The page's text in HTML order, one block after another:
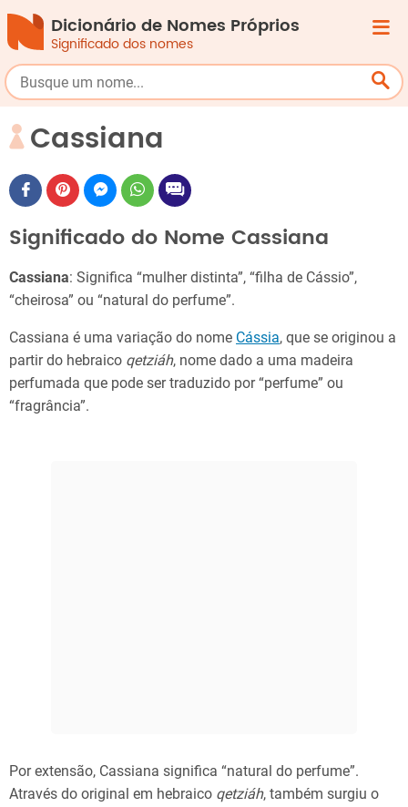
Dicionário de Nomes Próprios
Significado dos nomes
Cassiana
Significado do Nome Cassiana
Cassiana: Significa “mulher distinta”, “filha de Cássio”,
“cheirosa” ou “natural do perfume”.
Cassiana é uma variação do nome Cássia, que se originou a
partir do hebraico qetziáh, nome dado a uma madeira
perfumada que pode ser traduzido por “perfume” ou
“fragrância”.
Por extensão, Cassiana significa “natural do perfume”.
Através do original em hebraico qetziáh, também surgiu o